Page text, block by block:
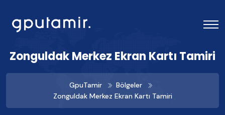
Zonguldak Merkez Ekran Kartı Tamiri
GpuTamir
Bölgeler
Zonguldak Merkez Ekran Kartı Tamiri